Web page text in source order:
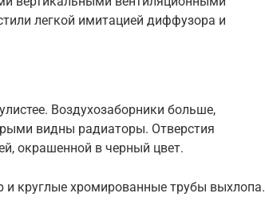
легкой имитацией диффузора и
Воздухозаборники больше,
видны радиаторы. Отверстия
окрашенной в черный цвет.
круглые хромированные трубы выхлопа.